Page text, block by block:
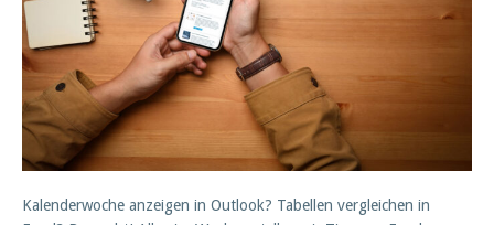
Kalenderwoche anzeigen in Outlook? Tabellen vergleichen in